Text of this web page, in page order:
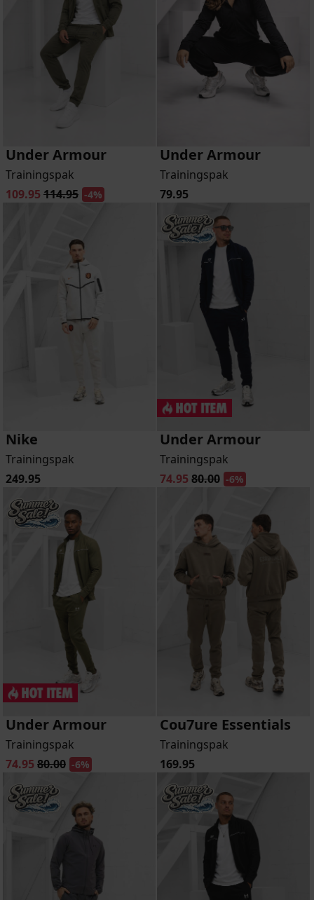
Under Armour
Trainingspak
109.95 114.95 -4%
Under Armour
Trainingspak
79.95
Nike
Trainingspak
249.95
Under Armour
Trainingspak
74.95 80.00 -6%
Under Armour
Trainingspak
74.95 80.00 -6%
Cou7ure Essentials
Trainingspak
169.95